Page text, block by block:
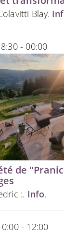
Blay.
- 00:00
de
:. Info.
- 12:00